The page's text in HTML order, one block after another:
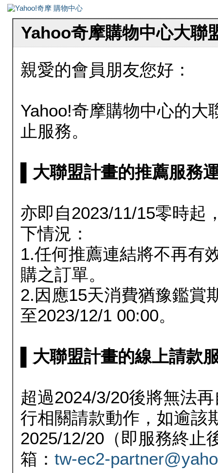
Yahoo奇摩購物中心大聯
親愛的會員朋友您好：
Yahoo!奇摩購物中心的大
止服務。
▌大聯盟計畫的推薦服務
亦即自2023/11/15零時起
下情況：
1.任何推薦連結將不再有
購之訂單。
2.因應15天消費猶豫鑑賞
至2023/12/1 00:00。
▌大聯盟計畫的線上請款
超過2024/3/20後將無法
行相關請款動作，如逾該
2025/12/20（即服務終止
箱： tw-ec2-